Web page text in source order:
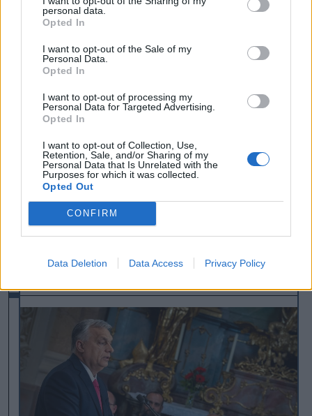
personal data.
Opted In
I want to opt-out of the Sale of my
Personal Data.
Opted In
I want to opt-out of processing my
Personal Data for Targeted Advertising.
Opted In
I want to opt-out of Collection, Use,
Retention, Sale, and/or Sharing of my
Personal Data that Is Unrelated with the
Purposes for which it was collected.
Opted Out
CONFIRM
Data Deletion Data Access Privacy Policy
beszédében a miniszterelnök „teljes
nacionalista Románok Egyesüléséért
Szövetség (AUR) vezetőjének kijelentésével,
miszerint „most a nemzetek Európájának, a
keresztény Európának van itt az ideje,
amelyben harcolni fogunk a jogunkért, hogy
európai polgárok legyünk”. Simion ezt fel- és ki
is használta a kampánya során, köszönetet
mondva Orbán Viktornak a „nagyszerű
üzenetért”.